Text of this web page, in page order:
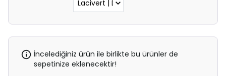
İncelediğiniz ürün ile birlikte bu ürünler de
sepetinize eklenecektir!